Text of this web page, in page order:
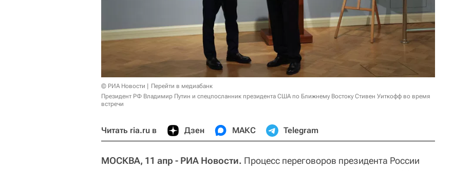
© РИА Новости
Перейти в медиабанк
Президент РФ Владимир Путин и спецпосланник президента США по Ближнему Востоку Стивен Уиткофф во время
встречи
Читать ria.ru в Дзен МАКС Telegram
МОСКВА, 11 апр - РИА Новости. Процесс переговоров президента России